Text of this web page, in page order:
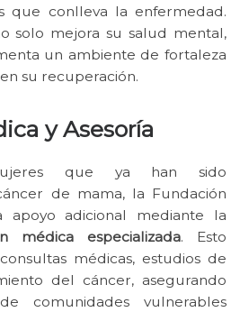
que conlleva la enfermedad.
solo mejora su salud mental,
un ambiente de fortaleza
su recuperación.
y Asesoría
que ya han sido
de mama, la Fundación
apoyo adicional mediante la
médica especializada. Esto
médicas, estudios de
del cáncer, asegurando
comunidades vulnerables